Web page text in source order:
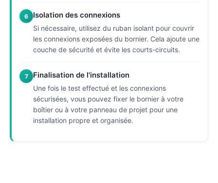
6 Isolation des connexions
Si nécessaire, utilisez du ruban isolant pour couvrir
les connexions exposées du bornier. Cela ajoute une
couche de sécurité et évite les courts-circuits.
7 Finalisation de l'installation
Une fois le test effectué et les connexions
sécurisées, vous pouvez fixer le bornier à votre
boîtier ou à votre panneau de projet pour une
installation propre et organisée.